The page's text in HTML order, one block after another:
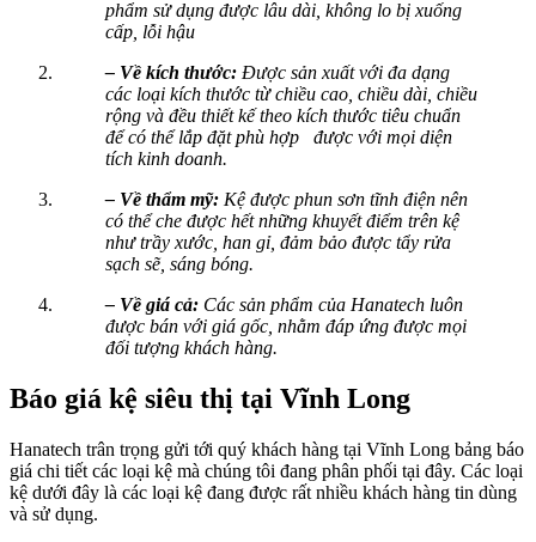
phẩm sử dụng được lâu dài, không lo bị xuống
cấp, lỗi hậu
– Về kích thước: Được sản xuất với đa dạng
các loại kích thước từ chiều cao, chiều dài, chiều
rộng và đều thiết kế theo kích thước tiêu chuẩn
để có thể lắp đặt phù hợp được với mọi diện
tích kinh doanh.
– Về thẩm mỹ: Kệ được phun sơn tĩnh điện nên
có thể che được hết những khuyết điểm trên kệ
như trầy xước, han gỉ, đảm bảo được tẩy rửa
sạch sẽ, sáng bóng.
– Về giá cả: Các sản phẩm của Hanatech luôn
được bán với giá gốc, nhằm đáp ứng được mọi
đối tượng khách hàng.
Báo giá kệ siêu thị tại Vĩnh Long
Hanatech trân trọng gửi tới quý khách hàng tại Vĩnh Long bảng báo
giá chi tiết các loại kệ mà chúng tôi đang phân phối tại đây. Các loại
kệ dưới đây là các loại kệ đang được rất nhiều khách hàng tin dùng
và sử dụng.